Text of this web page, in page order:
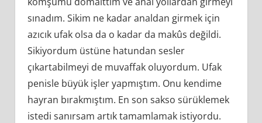
sınadım. Sikim ne kadar analdan girmek için
azıcık ufak olsa da o kadar da makûs değildi.
Sikiyordum üstüne hatundan sesler
çıkartabilmeyi de muvaffak oluyordum. Ufak
penisle büyük işler yapmıştım. Onu kendime
hayran bırakmıştım. En son sakso sürüklemek
istedi sanırsam artık tamamlamak istiyordu.